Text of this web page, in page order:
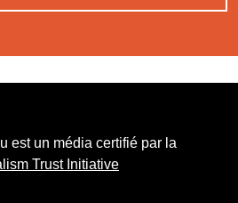
est un média certifié par la
Trust Initiative